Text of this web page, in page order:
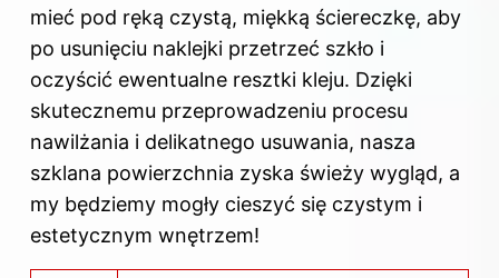
mieć pod ręką czystą, miękką ściereczkę, aby
po usunięciu naklejki przetrzeć szkło i
oczyścić ewentualne resztki kleju. Dzięki
skutecznemu przeprowadzeniu procesu
nawilżania i delikatnego usuwania, nasza
szklana powierzchnia zyska świeży wygląd, a
my będziemy mogły cieszyć się czystym i
estetycznym wnętrzem!